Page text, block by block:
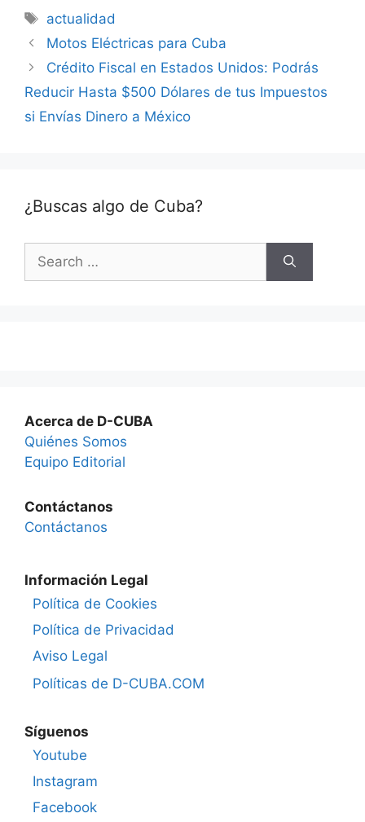
Tags
actualidad
Motos Eléctricas para Cuba
Crédito Fiscal en Estados Unidos: Podrás
Reducir Hasta $500 Dólares de tus Impuestos
si Envías Dinero a México
¿Buscas algo de Cuba?
for:
Acerca de D-CUBA
Quiénes Somos
Equipo Editorial
Contáctanos
Contáctanos
Información Legal
Política de Cookies
Política de Privacidad
Aviso Legal
Políticas de D-CUBA.COM
Síguenos
Youtube
Instagram
Facebook